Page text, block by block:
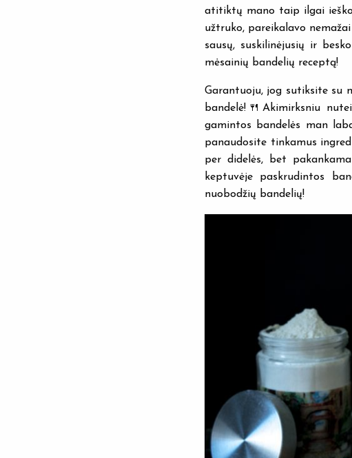
atitiktų mano taip ilgai
užtruko, pareikalavo
sausų, suskilinėjusių ir
mėsainių bandelių receptą!
Garantuoju, jog sutiksite su
bandelė!🍴Akimirksniu
gamintos bandelės man
panaudosite tinkamus
per didelės, bet
keptuvėje paskrudintos
nuobodžių bandelių!